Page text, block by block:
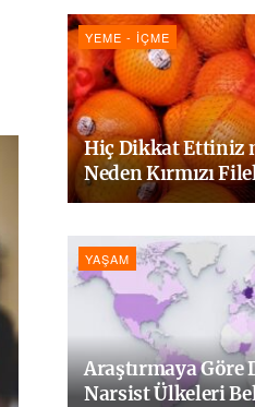
YEME - İÇME
Hiç Dikkat Ettiniz
Neden Kırmızı
YAŞAM
Araştırmaya Göre
Narsist Ülkeleri